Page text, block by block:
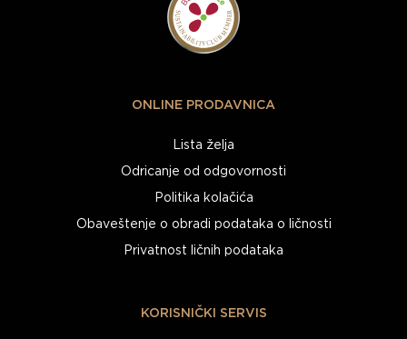
ONLINE PRODAVNICA
Lista želja
Odricanje od odgovornosti
Politika kolačića
Obaveštenje o obradi podataka o ličnosti
Privatnost ličnih podataka
KORISNIČKI SERVIS